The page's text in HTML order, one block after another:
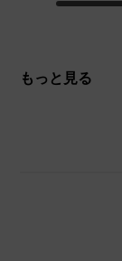
もっと見る